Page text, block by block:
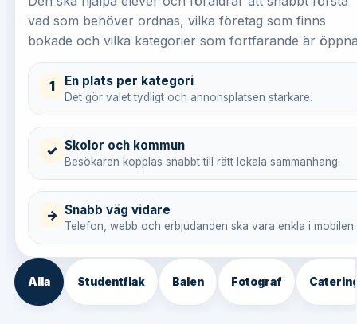
vad som behöver ordnas, vilka företag som finns
bokade och vilka kategorier som fortfarande är
1 En plats per kategori
Det gör valet tydligt och annonsplatsen starkare.
✓ Skolor och kommun
Besökaren kopplas snabbt till rätt lokala sammanhang.
→ Snabb väg vidare
Telefon, webb och erbjudanden ska vara enkla i mobilen.
Alla Studentflak Balen Fotograf